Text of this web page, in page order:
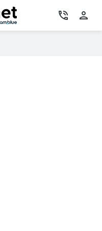
phone_in_talk person